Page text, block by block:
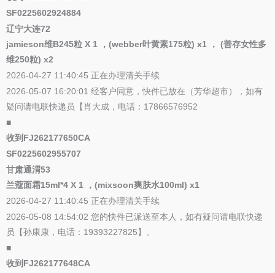
SF0225602924884
辽宁大连72
jamieson维B245粒 X 1 ，(webber叶黄素175粒) x1 ， (善存女性多
维250粒) x2
2026-04-27 11:40:45 正在办理清关手续
2026-05-07 16:20:01 经客户同意，快件已放在（芳华超市），如有
疑问请电联快递员【肖大成，电话：17866576952
■
收到FJ262177650CA
SF0225602955707
甘肃通渭53
兰蔻面霜15ml*4 X 1 ，(mixsoon爽肤水100ml) x1
2026-04-27 11:40:45 正在办理清关手续
2026-05-08 14:54:02 您的快件已派送至本人，如有疑问请电联快递
员【孙康康，电话：19393227825】。
■
收到FJ262177648CA